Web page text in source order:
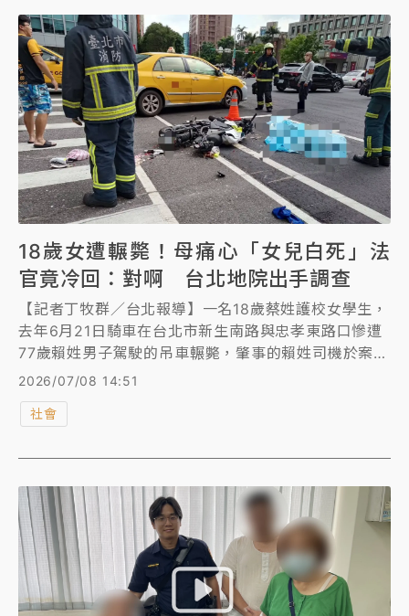
業管理威嚇工具，應受負面的社會與法律評價。此案引
發各界熱議，有人稱讚林孟皇「人權法官」，但不少法
官在內部「法官論壇」發文質疑判決，還有法官貼出離
職員工爆料徐女當晚接大夜班遲到1小時，半夜還跑去
辦公室睡覺，把需要冷藏的鮮食放在常溫2小時，導致
進貨的鮮食全部報廢的內容，點名「孟皇兄」質疑他的
判決。
18歲女遭輾斃！母痛心「女兒白死」法
官竟冷回：對啊 台北地院出手調查
【記者丁牧群／台北報導】一名18歲蔡姓護校女學生，
去年6月21日騎車在台北市新生南路與忠孝東路口慘遭
77歲賴姓男子駕駛的吊車輾斃，肇事的賴姓司機於案發
4個月後過世，刑事部分因此獲不起訴，因家人拋棄繼
承，蔡母轉而對吊車公司求償1200萬元，卻遭判敗
訴。蔡母近日痛心揭露，法官趙子榮於開庭時，告知將
死了嗎」，冷血回「對啊」，更問她「有那麼難過
嗎」？引發譁然。對此台北地院回應，對於承審法官於
表達時使處於喪女悲痛的原告感受不被理解，甚至產生
羞辱、二度傷害之感，深表遺憾，將引以為鑑，提醒法
官以審慎、溫和、審慎、具同理心的方式進行法庭溝
通，使人民感受到被尊重。蔡母今發聲明，指出北院判
決的2大錯誤。
2026/07/08 14:51
社會